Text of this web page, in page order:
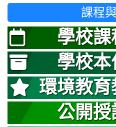
課程
學校
學校
環境教
公開